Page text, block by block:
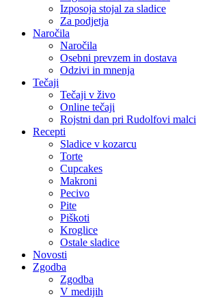
Izposoja stojal za sladice
Za podjetja
Naročila
Naročila
Osebni prevzem in dostava
Odzivi in mnenja
Tečaji
Tečaji v živo
Online tečaji
Rojstni dan pri Rudolfovi malci
Recepti
Sladice v kozarcu
Torte
Cupcakes
Makroni
Pecivo
Pite
Piškoti
Kroglice
Ostale sladice
Novosti
Zgodba
Zgodba
V medijih